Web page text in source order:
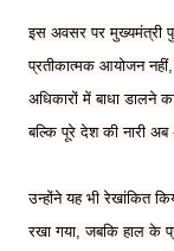
इस अवसर पर मुख्यमंत्री
प्रतीकात्मक आयोजन
अधिकारों में बाधा डालने
बल्कि पूरे देश की नारी
उन्होंने यह भी रेखांकित
रखा गया, जबकि हाल के